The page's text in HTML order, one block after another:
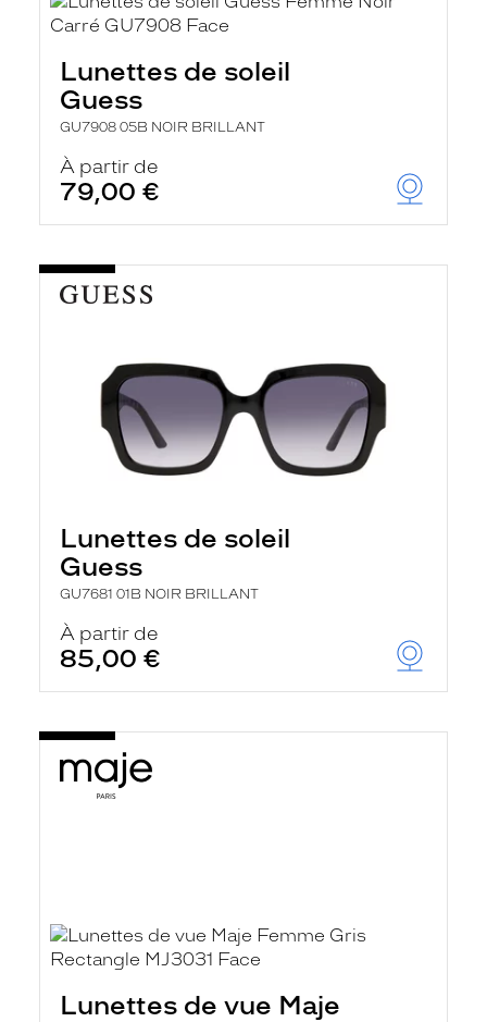
Lunettes de soleil
Guess
GU7908 05B NOIR BRILLANT
À partir de
79,00 €
Lunettes de soleil
Guess
GU7681 01B NOIR BRILLANT
À partir de
85,00 €
Lunettes de vue Maje